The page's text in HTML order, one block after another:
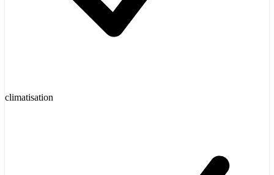
climatisation